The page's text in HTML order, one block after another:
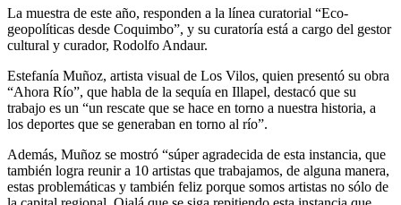
La muestra de este año, responden a la línea curatorial “Eco-
geopolíticas desde Coquimbo”, y su curatoría está a cargo del gestor
cultural y curador, Rodolfo Andaur.
Estefanía Muñoz, artista visual de Los Vilos, quien presentó su obra
“Ahora Río”, que habla de la sequía en Illapel, destacó que su
trabajo es un “un rescate que se hace en torno a nuestra historia, a
los deportes que se generaban en torno al río”.
Además, Muñoz se mostró “súper agradecida de esta instancia, que
también logra reunir a 10 artistas que trabajamos, de alguna manera,
estas problemáticas y también feliz porque somos artistas no sólo de